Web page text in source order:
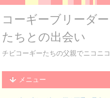
コーギーブリーダ
たちとの出会い
チビコーギーたちの父親でニコニ
メニュー